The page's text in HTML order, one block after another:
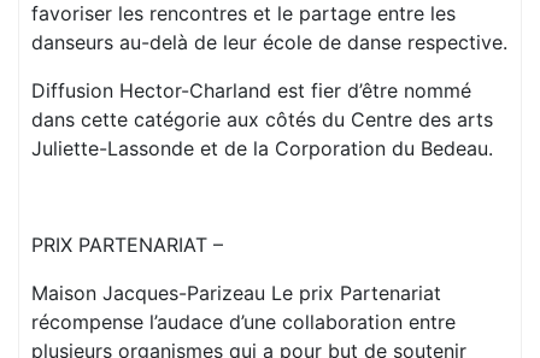
favoriser les rencontres et le partage entre les
danseurs au-delà de leur école de danse respective.
Diffusion Hector-Charland est fier d’être nommé
dans cette catégorie aux côtés du Centre des arts
Juliette-Lassonde et de la Corporation du Bedeau.
PRIX PARTENARIAT –
Maison Jacques-Parizeau Le prix Partenariat
récompense l’audace d’une collaboration entre
plusieurs organismes qui a pour but de soutenir